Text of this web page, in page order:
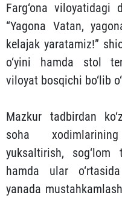
Farg‘ona
“Yagona Vatan,
kelajak yaratamiz!”
o‘yini hamda stol
viloyat bosqichi bo‘lib
Mazkur tadbirdan
soha
yuksaltirish,
hamda ular
yanada